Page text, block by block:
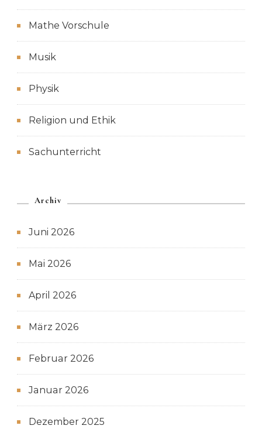
Mathe Vorschule
Musik
Physik
Religion und Ethik
Sachunterricht
Archiv
Juni 2026
Mai 2026
April 2026
März 2026
Februar 2026
Januar 2026
Dezember 2025